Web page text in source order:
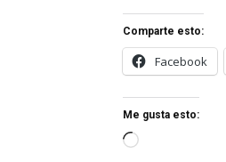
Comparte esto:
Facebook
Me gusta esto:
C